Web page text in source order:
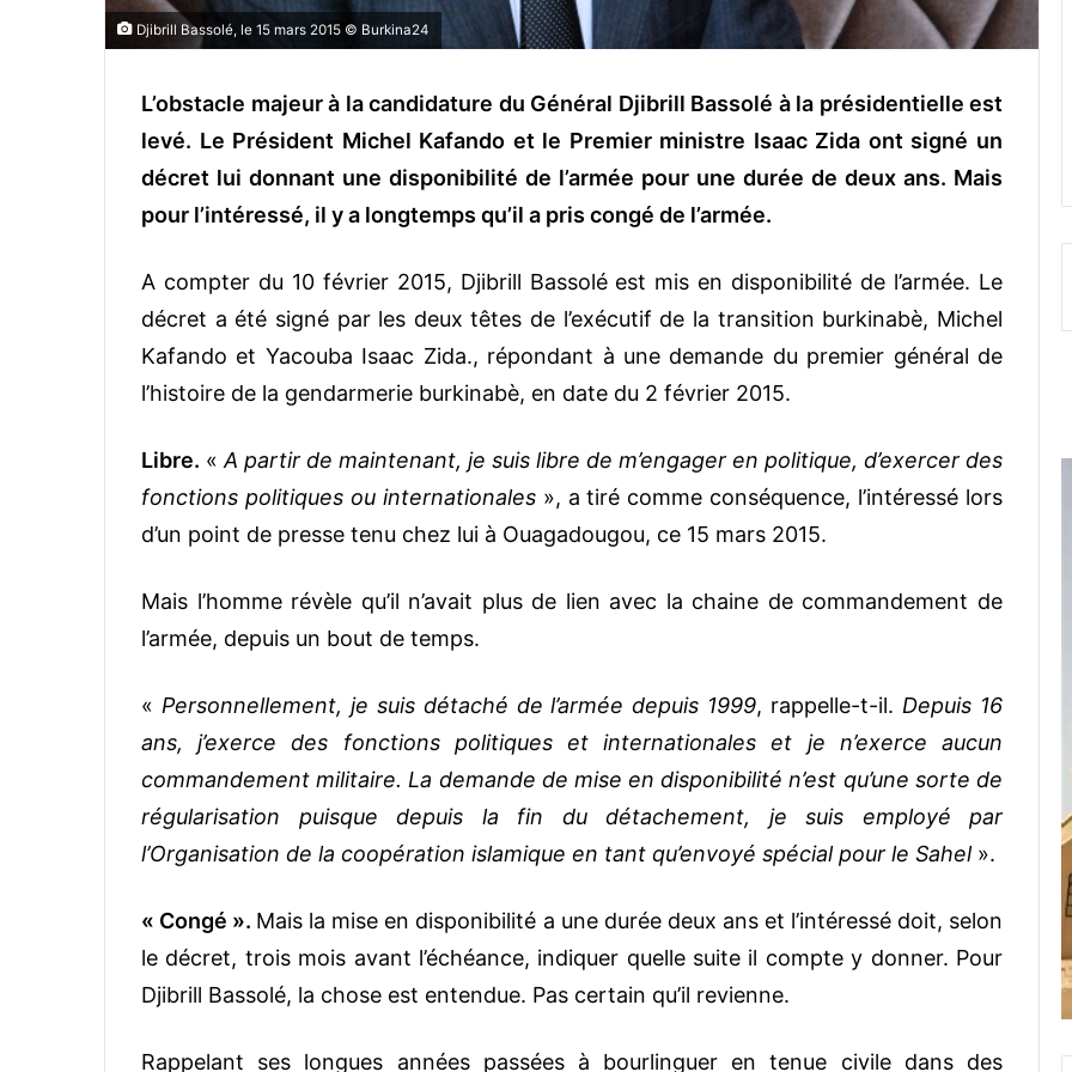
Djibrill Bassolé, le 15 mars 2015 © Burkina24
L’obstacle majeur à la candidature du Général Djibrill Bassolé à la présidentielle est
levé. Le Président Michel Kafando et le Premier ministre Isaac Zida ont signé un
décret lui donnant une disponibilité de l’armée pour une durée de deux ans. Mais
pour l’intéressé, il y a longtemps qu’il a pris congé de l’armée.
A compter du 10 février 2015, Djibrill Bassolé est mis en disponibilité de l’armée. Le
décret a été signé par les deux têtes de l’exécutif de la transition burkinabè, Michel
Kafando et Yacouba Isaac Zida., répondant à une demande du premier général de
l’histoire de la gendarmerie burkinabè, en date du 2 février 2015.
Libre. « A partir de maintenant, je suis libre de m’engager en politique, d’exercer des
fonctions politiques ou internationales», a tiré comme conséquence, l’intéressé lors
d’un point de presse tenu chez lui à Ouagadougou, ce 15 mars 2015.
Mais l’homme révèle qu’il n’avait plus de lien avec la chaine de commandement de
l’armée, depuis un bout de temps.
« Personnellement, je suis détaché de l’armée depuis 1999, rappelle-t-il. Depuis 16
ans, j’exerce des fonctions politiques et internationales et je n’exerce aucun
commandement militaire. La demande de mise en disponibilité n’est qu’une sorte de
régularisation puisque depuis la fin du détachement, je suis employé par
l’Organisation de la coopération islamique en tant qu’envoyé spécial pour le Sahel».
« Congé ». Mais la mise en disponibilité a une durée deux ans et l’intéressé doit, selon
le décret, trois mois avant l’échéance, indiquer quelle suite il compte y donner. Pour
Djibrill Bassolé, la chose est entendue. Pas certain qu’il revienne.
Rappelant ses longues années passées à bourlinguer en tenue civile dans des